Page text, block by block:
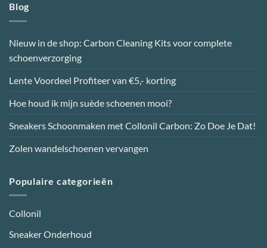
Blog
Nieuw in de shop: Carbon Cleaning Kits voor complete
schoenverzorging
Lente Voordeel Profiteer van €5,- korting
Hoe houd ik mijn suède schoenen mooi?
Sneakers Schoonmaken met Collonil Carbon: Zo Doe Je Dat!
Zolen wandelschoenen vervangen
Populaire categorieën
Collonil
Sneaker Onderhoud